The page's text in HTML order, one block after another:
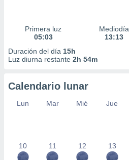
Primera luz
05:03
Mediodía
13:13
Duración del día 15h
Luz diurna restante 2h 54m
Calendario lunar
Lun Mar Mié Jue
10 11 12 13